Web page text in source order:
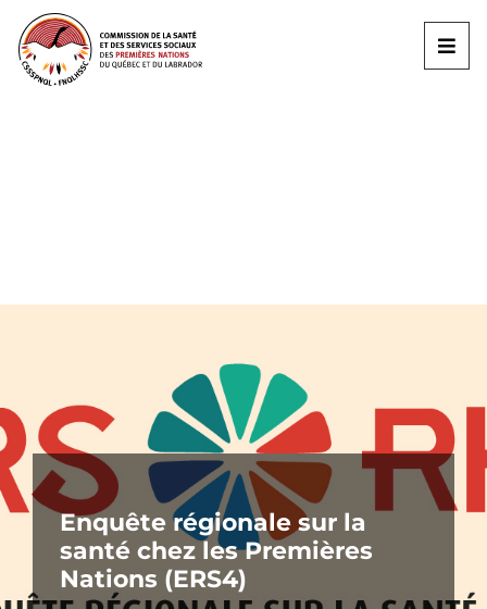
Enquête régionale sur la
santé chez les Premières
Nations (ERS4)